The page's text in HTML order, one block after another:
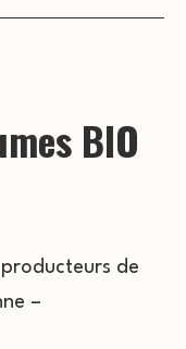
BIO
producteurs de
–